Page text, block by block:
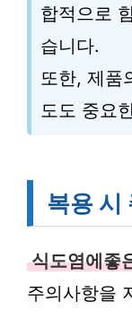
합적으로
습니다.
또한, 제품
도도 중요
복용 시
식도염에좋
주의사항을